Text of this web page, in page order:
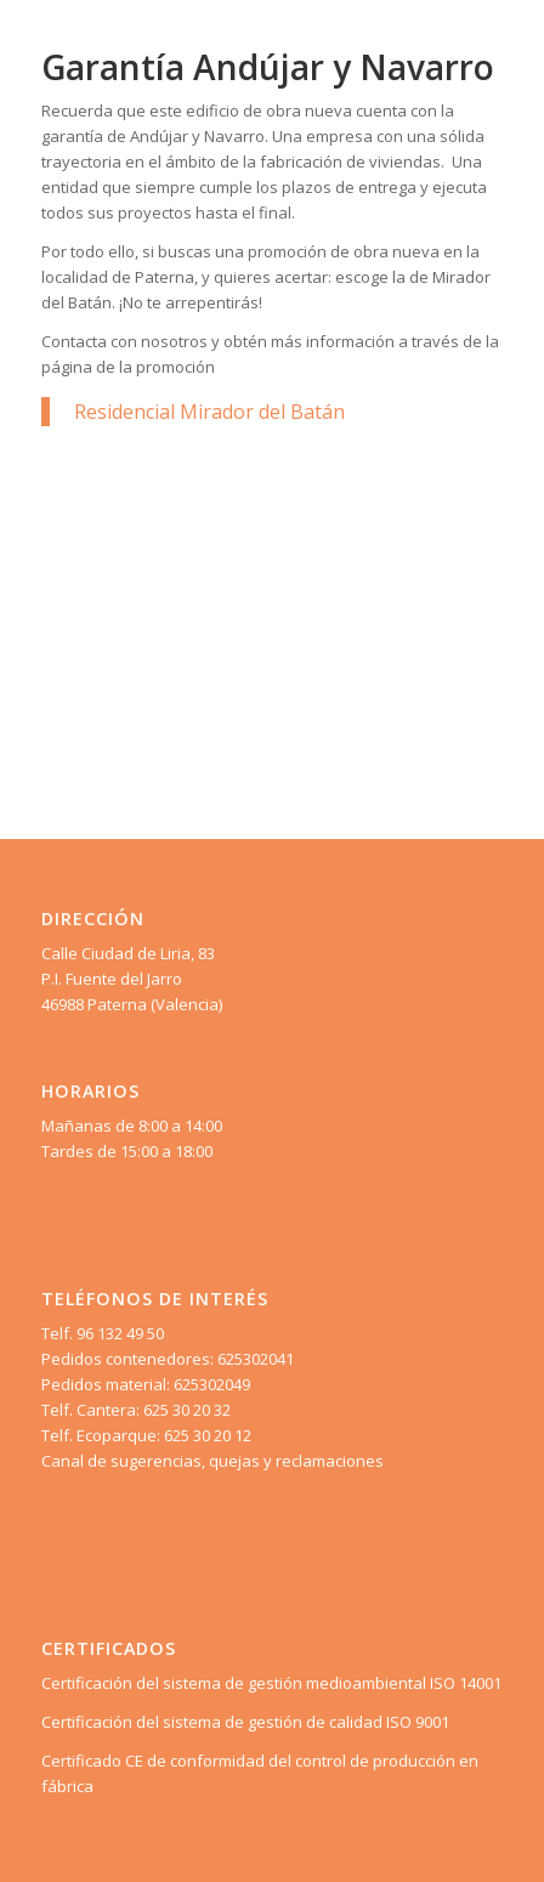
Garantía Andújar y Navarro
Recuerda que este edificio de obra nueva cuenta con la
garantía de Andújar y Navarro. Una empresa con una sólida
trayectoria en el ámbito de la fabricación de viviendas. Una
entidad que siempre cumple los plazos de entrega y ejecuta
todos sus proyectos hasta el final.
Por todo ello, si buscas una promoción de obra nueva en la
localidad de Paterna, y quieres acertar: escoge la de Mirador
del Batán. ¡No te arrepentirás!
Contacta con nosotros y obtén más información a través de la
página de la promoción
Residencial Mirador del Batán
DIRECCIÓN
Calle Ciudad de Liria, 83
P.I. Fuente del Jarro
46988 Paterna (Valencia)
HORARIOS
Mañanas de 8:00 a 14:00
Tardes de 15:00 a 18:00
TELÉFONOS DE INTERÉS
Telf. 96 132 49 50
Pedidos contenedores: 625302041
Pedidos material: 625302049
Telf. Cantera: 625 30 20 32
Telf. Ecoparque: 625 30 20 12
Canal de sugerencias, quejas y reclamaciones
CERTIFICADOS
Certificación del sistema de gestión medioambiental ISO 14001
Certificación del sistema de gestión de calidad ISO 9001
Certificado CE de conformidad del control de producción en
fábrica